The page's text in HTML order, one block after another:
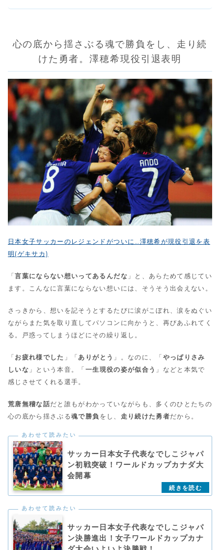
心の底から揺さぶる魂で勝負をし、走り続
けた勇者。澤穂希現役引退表明
日本女子サッカーのレジェンドがついに…澤穂希が現役引退を表
明(ゲキサカ)
「言葉にならない想いってあるんだな 」と、あらためて感じてい
ます。こんなに言葉にならない想いには、そうそう出会えない。
さっきから、想いを記そうとするたびに涙がこぼれ、涙をぬぐい
ながらまた気を取り直してパソコンに向かうと、再びあふれてく
る。戸惑ってしまうほどにその繰り返し。
「お疲れ様でした 」「ありがとう 」。なのに、「やっぱりさみ
しいな 」という本音。「一生現役の姿が似合う 」などと本気で
感じさせてくれる選手。
荒唐無稽な話だと誰もがわかっていながらも、多くのひとたちの
心の底から揺さぶる魂で勝負 をし、 走り続けた勇者だから。
サッカー日本女子代表なでしこジャパ
ン初戦突破！ワールドカップカナダ大
会開幕
サッカー日本女子代表なでしこジャパ
ン決勝進出！女子ワールドカップカナ